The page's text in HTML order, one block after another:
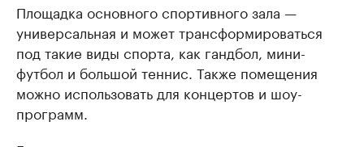
Площадка основного спортивного зала —
универсальная и может трансформироваться
под такие виды спорта, как гандбол, мини-
футбол и большой теннис. Также помещения
можно использовать для концертов и шоу-
программ.